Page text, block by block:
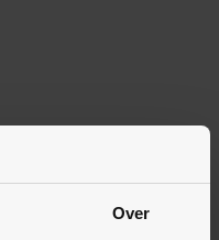
Over